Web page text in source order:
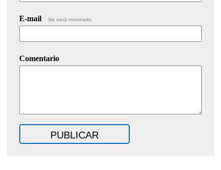
E-mail No será mostrado.
Comentario